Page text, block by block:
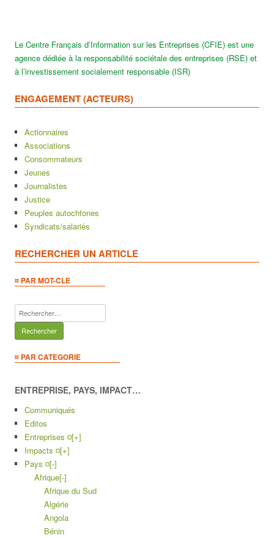
Le Centre Français d’Information sur les Entreprises (CFIE) est une
agence dédiée à la responsabilité sociétale des entreprises (RSE) et
à l’investissement socialement responsable (ISR)
ENGAGEMENT (ACTEURS)
Actionnaires
Associations
Consommateurs
Jeunes
Journalistes
Justice
Peuples autochtones
Syndicats/salariés
RECHERCHER UN ARTICLE
¤ PAR MOT-CLE
Rechercher :
¤ PAR CATEGORIE
ENTREPRISE, PAYS, IMPACT…
Communiqués
Editos
Entreprises ¤[+]
Impacts ¤[+]
Pays ¤[-]
Afrique[-]
Afrique du Sud
Algérie
Angola
Bénin